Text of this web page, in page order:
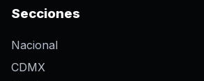
Secciones
Nacional
CDMX